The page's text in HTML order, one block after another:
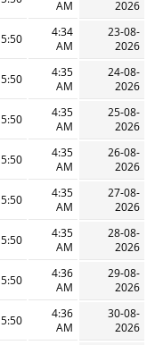
2026
AM
23-08-
2026
4:34
AM
5:50 AM
24-08-
2026
4:35
AM
5:50 AM
25-08-
2026
4:35
AM
5:50 AM
26-08-
2026
4:35
AM
5:50 AM
27-08-
2026
4:35
AM
5:50 AM
28-08-
2026
4:35
AM
5:50 AM
29-08-
2026
4:36
AM
5:50 AM
30-08-
2026
4:36
AM
5:50 AM